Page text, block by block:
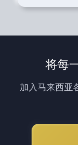
是的
伽馆、武术道
将每
加入马来西亚